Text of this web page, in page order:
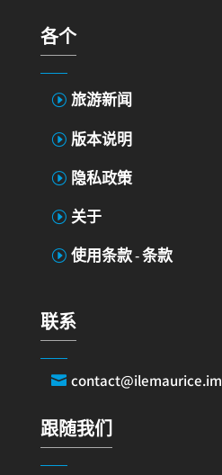
各个
旅游新闻
版本说明
隐私政策
关于
使用条款 - 条款
联系
contact@ilemaurice.im
跟随我们